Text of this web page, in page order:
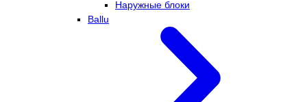
Наружные блоки
Ballu